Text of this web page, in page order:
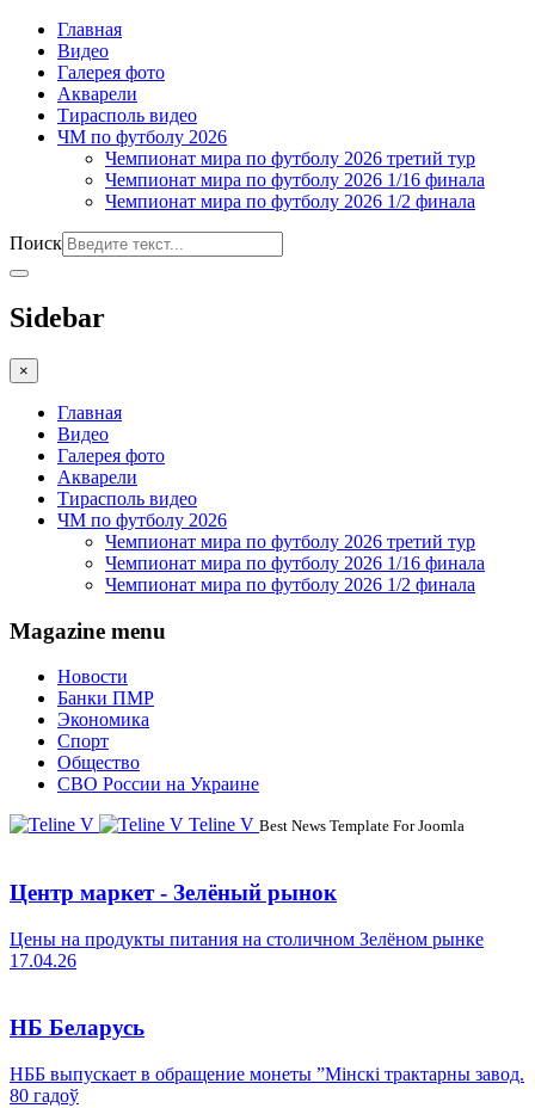
Главная
Видео
Галерея фото
Акварели
Тирасполь видео
ЧМ по футболу 2026
Чемпионат мира по футболу 2026 третий тур
Чемпионат мира по футболу 2026 1/16 финала
Чемпионат мира по футболу 2026 1/2 финала
Поиск
Sidebar
×
Главная
Видео
Галерея фото
Акварели
Тирасполь видео
ЧМ по футболу 2026
Чемпионат мира по футболу 2026 третий тур
Чемпионат мира по футболу 2026 1/16 финала
Чемпионат мира по футболу 2026 1/2 финала
Magazine menu
Новости
Банки ПМР
Экономика
Спорт
Общество
СВО России на Украине
Teline V Best News Template For Joomla
Центр маркет - Зелёный рынок
Цены на продукты питания на столичном Зелёном рынке
17.04.26
НБ Беларусь
НББ выпускает в обращение монеты ”Мінскі трактарны завод.
80 гадоў